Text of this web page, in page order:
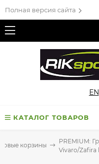
Полная версия сайта
EN
КАТАЛОГ ТОВАРОВ
корзины
PREMIUM:
Vivaro/Zafira